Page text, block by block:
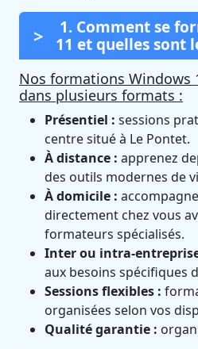
1. Comment se
11 et quelles sont
Nos formations Windows
dans plusieurs formats :
Présentiel : sessions
centre situé à Le Pontet.
À distance : apprenez
des outils modernes de
À domicile :
directement chez vous
formateurs spécialisés.
Inter ou intra-
aux besoins spécifiques
Sessions flexibles :
organisées selon vos
Qualité garantie :